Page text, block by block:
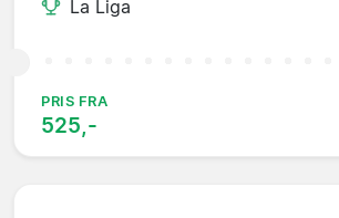
La Liga
PRIS FRA
525,-